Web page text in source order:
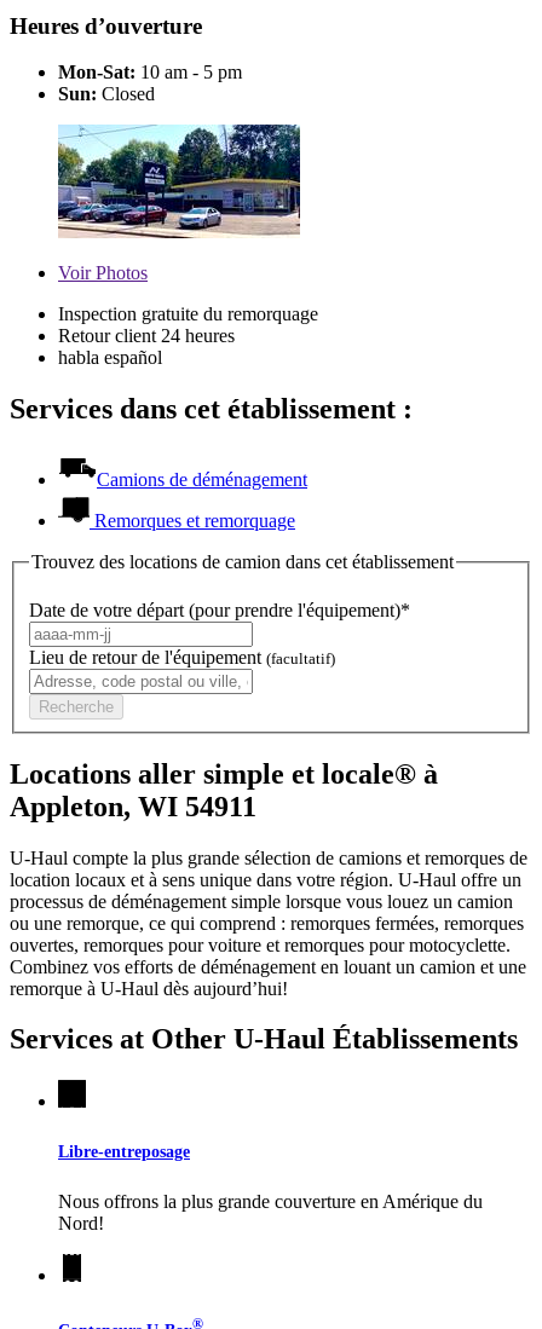
Heures d’ouverture
Mon-Sat: 10 am - 5 pm
Sun: Closed
VoirPhotos
Inspection gratuite du remorquage
Retour client 24 heures
habla español
Services dans cet établissement :
Camions de déménagement
Remorques et remorquage
Trouvez des locations de camion dans cet établissement
Date de votre départ (pour prendre l'équipement)*
Lieu de retour de l'équipement (facultatif)
Recherche
Locations aller simple et locale® à
Appleton, WI 54911
U-Haul compte la plus grande sélection de camions et remorques de
location locaux et à sens unique dans votre région. U-Haul offre un
processus de déménagement simple lorsque vous louez un camion
ou une remorque, ce qui comprend : remorques fermées, remorques
ouvertes, remorques pour voiture et remorques pour motocyclette.
Combinez vos efforts de déménagement en louant un camion et une
remorque à U-Haul dès aujourd’hui!
Services at Other U-Haul Établissements
Libre-entreposage
Nous offrons la plus grande couverture en Amérique du
Nord!
®